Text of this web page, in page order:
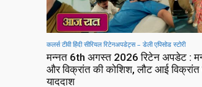
कलर्स टीवी हिंदी सीरियल रिटेनअपडेट्स – डेली एपिसोड स्टोरी
मन्नत 6th अगस्त 2026 रिटेन अपडेट :
और विक्रांत की कोशिश, लौट आई विक्रांत
याददाश